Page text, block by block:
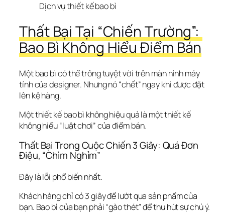
Dịch vụ thiết kế bao bì
Thất Bại Tại “Chiến Trường”:
Bao Bì Không Hiểu Điểm Bán
Một bao bì có thể trông tuyệt vời trên màn hình máy
tính của designer. Nhưng nó “chết” ngay khi được đặt
lên kệ hàng.
Một thiết kế bao bì không hiệu quả là một thiết kế
không hiểu “luật chơi” của điểm bán.
Thất Bại Trong Cuộc Chiến 3 Giây: Quá Đơn
Điệu, “Chìm Nghỉm”
Đây là lỗi phổ biến nhất.
Khách hàng chỉ có 3 giây để lướt qua sản phẩm của
bạn. Bao bì của bạn phải “gào thét” để thu hút sự chú ý.